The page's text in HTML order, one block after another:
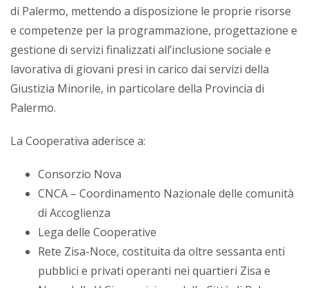
di Palermo, mettendo a disposizione le proprie risorse
e competenze per la programmazione, progettazione e
gestione di servizi finalizzati all’inclusione sociale e
lavorativa di giovani presi in carico dai servizi della
Giustizia Minorile, in particolare della Provincia di
Palermo.
La Cooperativa aderisce a:
Consorzio Nova
CNCA – Coordinamento Nazionale delle comunità
di Accoglienza
Lega delle Cooperative
Rete Zisa-Noce, costituita da oltre sessanta enti
pubblici e privati operanti nei quartieri Zisa e